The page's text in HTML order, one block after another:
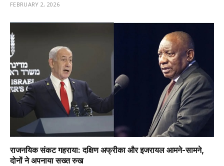
FEBRUARY 2, 2026
राजनयिक संकट गहराया: दक्षिण अफ्रीका और इजरायल आमने-सामने,
दोनों ने अपनाया सख्त रुख